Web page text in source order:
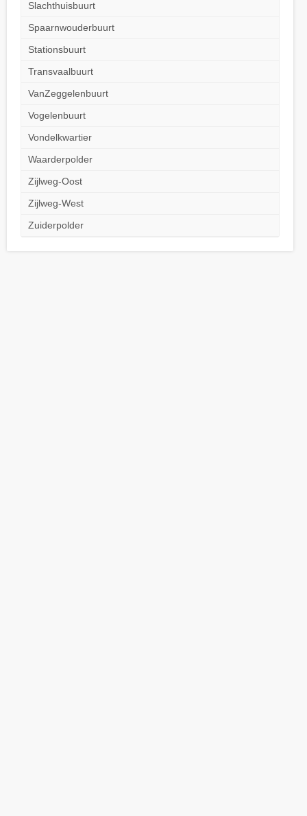
Slachthuisbuurt
Spaarnwouderbuurt
Stationsbuurt
Transvaalbuurt
VanZeggelenbuurt
Vogelenbuurt
Vondelkwartier
Waarderpolder
Zijlweg-Oost
Zijlweg-West
Zuiderpolder